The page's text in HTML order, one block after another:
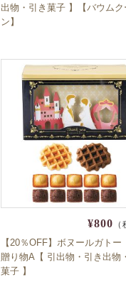
出物・引き菓子 】【バウムク
ン】
¥800
【20％OFF】ボヌールガト
贈り物A【 引出物・引き出物
菓子 】